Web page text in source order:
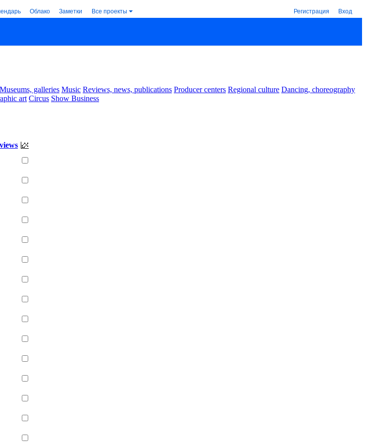
Облако Заметки Все проекты Регистрация Вход
Museums, galleries Music Reviews, news, publications Producer centers Regional culture Dancing, choreography
art Circus Show Business